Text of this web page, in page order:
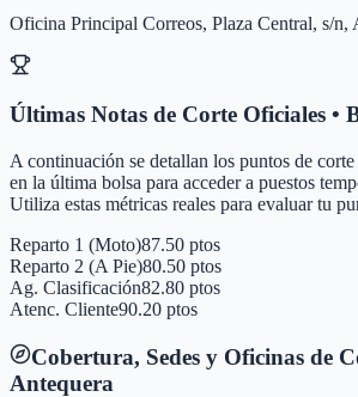
Oficina Principal Correos, Plaza Central, s/n,
Últimas Notas de Corte Oficiales •
A continuación se detallan los puntos de
en la última bolsa para acceder a puestos
Utiliza estas métricas reales para evaluar tu
Reparto 1 (Moto)87.50 ptos
Reparto 2 (A Pie)80.50 ptos
Ag. Clasificación82.80 ptos
Atenc. Cliente90.20 ptos
Cobertura, Sedes y Oficinas de
Antequera